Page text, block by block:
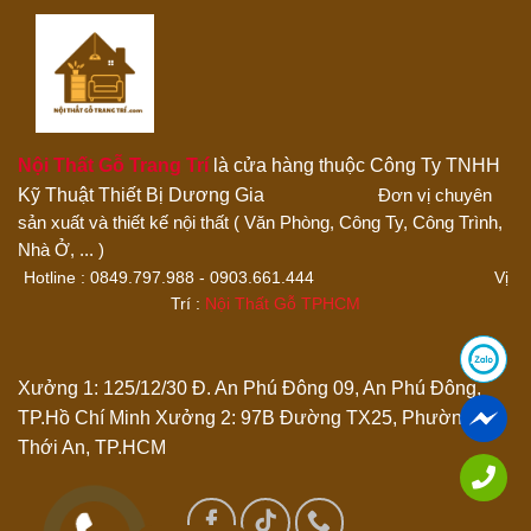
Đánh giá của bạn
Thêm ảnh đánh giá
Email*
Nội Thất Gỗ Trang Trílà cửa hàng thuộc Công Ty TNHH
Kỹ Thuật Thiết Bị Dương Gia
Đơn vị chuyên
sản xuất và thiết kế nội thất ( Văn Phòng, Công Ty, Công Trình,
Nhà Ở, ... )
Hotline : 0849.797.988 - 0903.661.444 Vị
Trí : Nội Thất Gỗ TPHCM
Xưởng 1: 125/12/30 Đ. An Phú Đông 09, An Phú Đông,
TP.Hồ Chí Minh Xưởng 2: 97B Đường TX25, Phường
Thới An, TP.HCM